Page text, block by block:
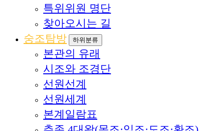
특위위원 명단
찾아오시는 길
숭조탐방
하위분류
본관의 유래
시조와 조경단
선원선계
선원세계
본계일람표